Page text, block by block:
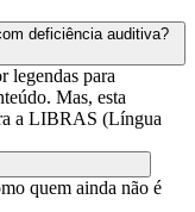
deficiência auditiva?
legendas para
Mas, esta
a LIBRAS (Língua
quem ainda não é